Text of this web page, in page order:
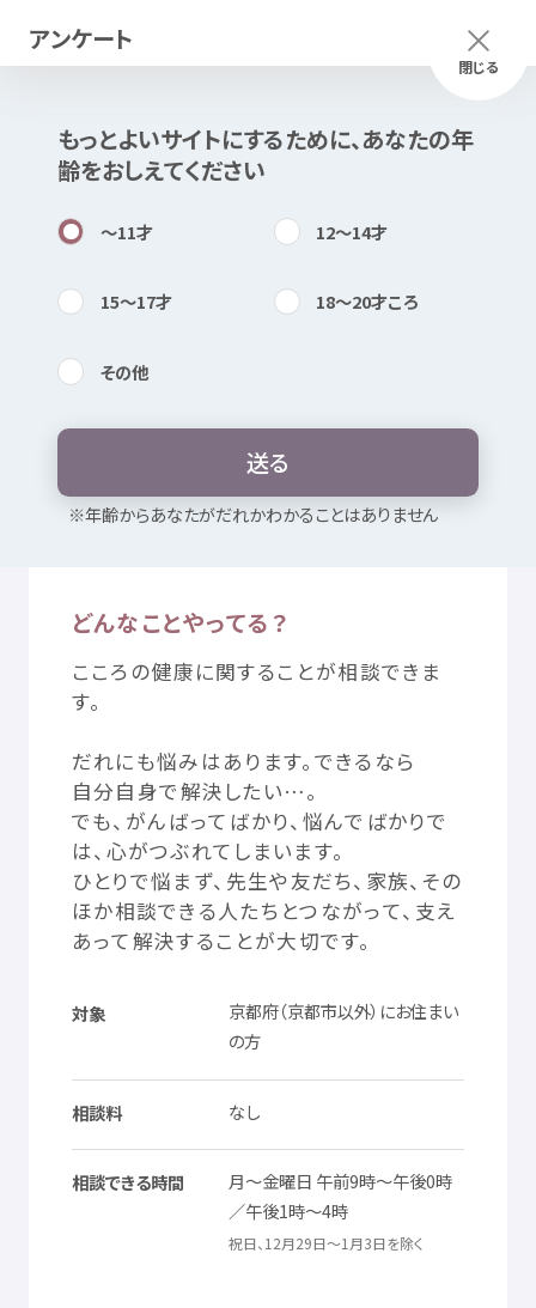
内検索
お気に入り
つかいかた
気持ちをはきだす
気に入り お知らせ
利用規約 寄付
プライバシーポリシー 認定サービスとは
ふりがな つかいかた メニュー
閉じる
アンケート
もっとよいサイトにするために、あなたの年
齢をおしえてください
〜11才 12〜14才
15〜17才 18〜20才ころ
その他
送る
※年齢からあなたがだれかわかることはありません
このページは公開情報をもとに
Mexで作成
京都府精神保健福祉総合センター
健康
心身の不調
どんなことやってる？
こころの健康に関することが相談できま
す。
だれにも悩みはあります。できるなら
自分自身で解決 したい…。
でも、がんばってばかり、 悩んでばかりで
は、 心がつぶれてしまいます。
ひとりで悩 まず、 先生や友だち、 家族、その
ほか相談できる人たちとつながって、 支え
あって解決することが大切です。
対象 京都府（京都市以外）にお住まい
の方
相談料 なし
相談できる時間 月～金曜日 午前9時～午後0時
／午後1時～4時
祝日、12月29日～1 月3日を除く